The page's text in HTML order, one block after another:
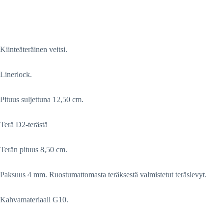
Kiinteäteräinen veitsi.
Linerlock.
Pituus suljettuna 12,50 cm.
Terä D2-terästä
Terän pituus 8,50 cm.
Paksuus 4 mm. Ruostumattomasta teräksestä valmistetut teräslevyt.
Kahvamateriaali G10.